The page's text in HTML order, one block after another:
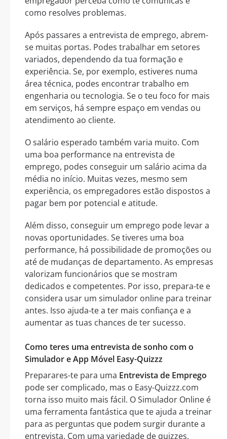
como resolves problemas.
Após passares a entrevista de emprego, abrem-
se muitas portas. Podes trabalhar em setores
variados, dependendo da tua formação e
experiência. Se, por exemplo, estiveres numa
área técnica, podes encontrar trabalho em
engenharia ou tecnologia. Se o teu foco for mais
em serviços, há sempre espaço em vendas ou
atendimento ao cliente.
O salário esperado também varia muito. Com
uma boa performance na entrevista de
emprego, podes conseguir um salário acima da
média no início. Muitas vezes, mesmo sem
experiência, os empregadores estão dispostos a
pagar bem por potencial e atitude.
Além disso, conseguir um emprego pode levar a
novas oportunidades. Se tiveres uma boa
performance, há possibilidade de promoções ou
até de mudanças de departamento. As empresas
valorizam funcionários que se mostram
dedicados e competentes. Por isso, prepara-te e
considera usar um simulador online para treinar
antes. Isso ajuda-te a ter mais confiança e a
aumentar as tuas chances de ter sucesso.
Como teres uma entrevista de sonho com o
Simulador e App Móvel Easy-Quizzz
Preparares-te para uma Entrevista de Emprego
pode ser complicado, mas o Easy-Quizzz.com
torna isso muito mais fácil. O Simulador Online é
uma ferramenta fantástica que te ajuda a treinar
para as perguntas que podem surgir durante a
entrevista. Com uma variedade de quizzes,